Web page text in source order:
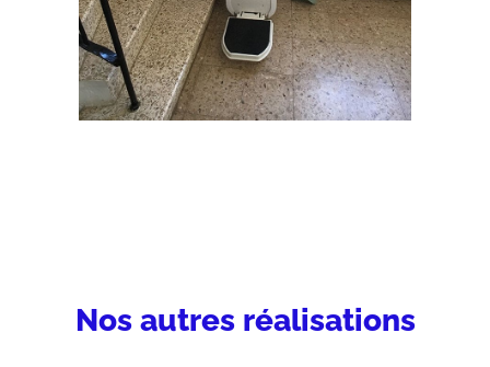
Nos autres réalisations